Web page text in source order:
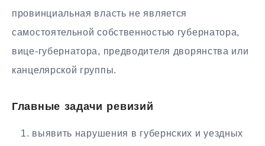
провинциальная власть не является
самостоятельной собственностью губернатора,
вице-губернатора, предводителя дворянства или
канцелярской группы.
Главные задачи ревизий
выявить нарушения в губернских и уездных